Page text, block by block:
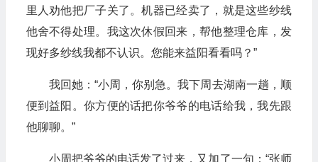
里人劝他把厂子关了。机器已经卖了，就是这些纱线
他舍不得处理。我这次休假回来，帮他整理仓库，发
现好多纱线我都不认识。您能来益阳看看吗？”
我回她：“小周，你别急。我下周去湖南一趟，顺
便到益阳。你方便的话把你爷爷的电话给我，我先跟
他聊聊。”
小周把爷爷的电话发了过来，又加了一句：“张师